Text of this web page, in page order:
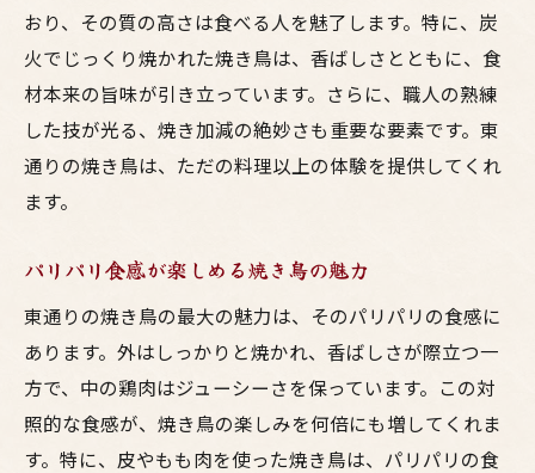
おり、その質の高さは食べる人を魅了します。特に、炭
火でじっくり焼かれた焼き鳥は、香ばしさとともに、食
材本来の旨味が引き立っています。さらに、職人の熟練
した技が光る、焼き加減の絶妙さも重要な要素です。東
通りの焼き鳥は、ただの料理以上の体験を提供してくれ
ます。
パリパリ食感が楽しめる焼き鳥の魅力
東通りの焼き鳥の最大の魅力は、そのパリパリの食感に
あります。外はしっかりと焼かれ、香ばしさが際立つ一
方で、中の鶏肉はジューシーさを保っています。この対
照的な食感が、焼き鳥の楽しみを何倍にも増してくれま
す。特に、皮やもも肉を使った焼き鳥は、パリパリの食